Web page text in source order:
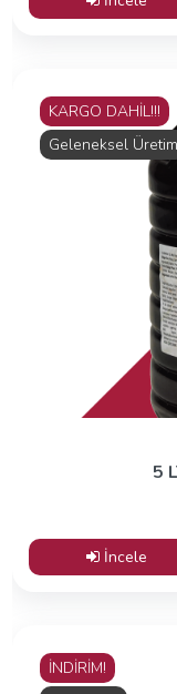
KARGO DAHİL!!!
Geleneksel Üretim
5
İncele
İNDİRİM!